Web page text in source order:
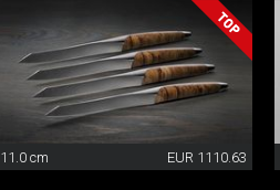
11.0 cm EUR 1110.63